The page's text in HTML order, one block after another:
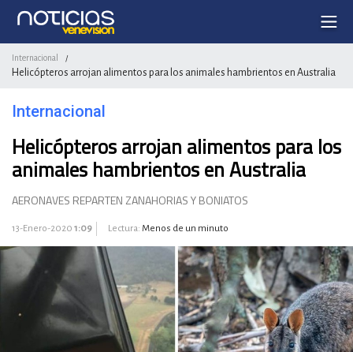
Internacional /
Helicópteros arrojan alimentos para los animales hambrientos en Australia
Internacional
Helicópteros arrojan alimentos para los
animales hambrientos en Australia
AERONAVES REPARTEN ZANAHORIAS Y BONIATOS
13-Enero-2020 1:09 Lectura: Menos de un minuto